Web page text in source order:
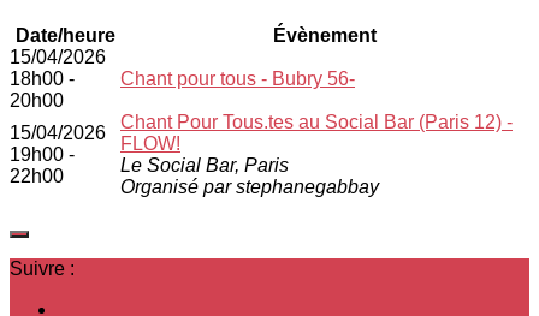
Date/heure
Évènement
15/04/2026
18h00 -
20h00
Chant pour tous - Bubry 56-
15/04/2026
19h00 -
22h00
Chant Pour Tous.tes au Social Bar (Paris 12) -
FLOW!
Le Social Bar, Paris
Organisé par stephanegabbay
Suivre :